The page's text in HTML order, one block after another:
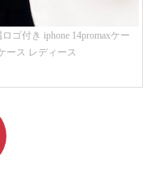
ゴ付き iphone 14promaxケー
ース レディース